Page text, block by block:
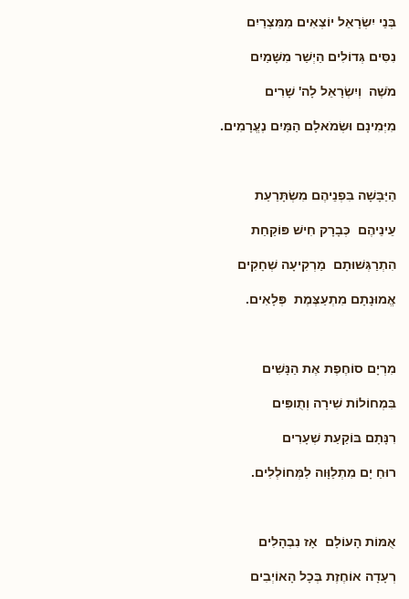
בְּנֵי יִשְׂרָאֵל יוֹצְאִים מִמִּצְרַיִם
נִסִּים גְּדוֹלִים הַיְשַׁר מִשָּׁמַיִם
מֹשֶׁה וְיִשְׂרָאֵל לָה' שָׁרִים
מִיְּמִינָם וּשְׂמֹאלָם הַמַּיִם נֶעֱרָמִים.
הַיַּבָּשָׁה בִּפְנֵיהֶם מִשְׂתָּרַעַת
עֵינֵיהֶם כְּבָרָק חִישׁ פּוֹקַחַת
הִתְרַגְּשׁוּתָם מַרְקִיעָה שְׁחָקִים
אֱמוּנָתָם מִתְעַצֶּמֶת פְּלָאִים.
מִרְיָם סוֹחֶפֶת אֶת הַנָּשִׁים
בִּמְחוֹלוֹת שִׁירָה וְתֻופִּים
רִנָּתָם בּוֹקַעַת שְׁעָרִים
רוּחַ יָם מִתְלַוָּוה לַמְּחוֹלְלִים.
אֻמּוֹת הָעוֹלָם אָז נִבְהָלִים
רְעָדָה אוֹחֶזֶת בְּכָל הָאוֹיְבִים